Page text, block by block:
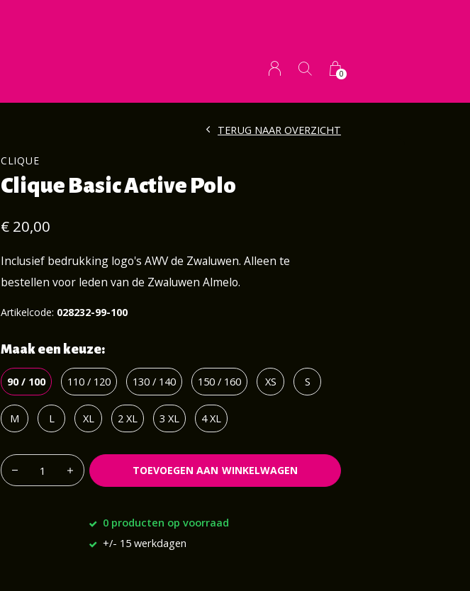
0
CLIQUE
Clique Basic Active Polo
TERUG NAAR OVERZICHT
€ 20,00
Inclusief bedrukking logo's AWV de Zwaluwen. Alleen te
bestellen voor leden van de Zwaluwen Almelo.
Artikelcode: 028232-99-100
Maak een keuze:
90 / 100 110 / 120 130 / 140 150 / 160 XS S
M L XL 2 XL 3 XL 4 XL
TOEVOEGEN AAN WINKELWAGEN
0 producten op voorraad
+/- 15 werkdagen